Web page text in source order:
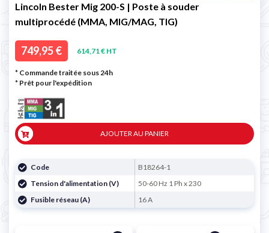
Lincoln Bester Mig 200-S | Poste à souder
multiprocédé (MMA, MIG/MAG, TIG)
749,95 € 614,71 € HT
* Commande traitée sous 24h
* Prêt pour l'expédition
AJOUTER AU PANIER
Code
B18264-1
Tension d'alimentation (V)
50-60 Hz 1 Ph x 230
Fusible réseau (A)
16 A